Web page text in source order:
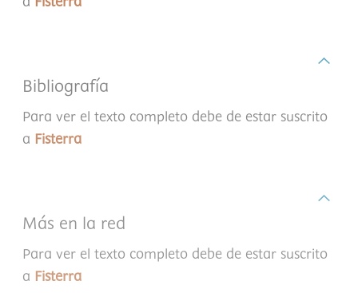
Bibliografía
Para ver el texto completo debe de estar suscrito
a Fisterra
Más en la red
Para ver el texto completo debe de estar suscrito
a Fisterra